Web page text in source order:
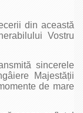
din această
Vostru
sincerele
Majestății
de mare